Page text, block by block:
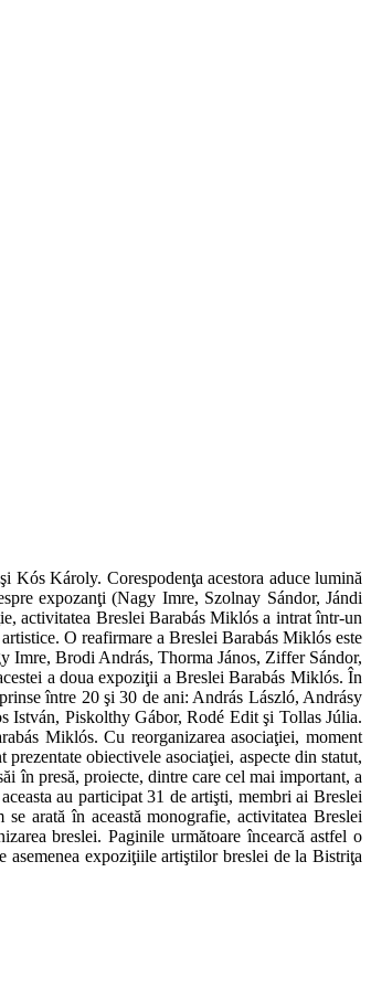
Kós Károly. Corespodenţa acestora aduce lumină
expozanţi (Nagy Imre, Szolnay Sándor, Jándi
activitatea Breslei Barabás Miklós a intrat într-un
O reafirmare a Breslei Barabás Miklós este
Imre, Brodi András, Thorma János, Ziffer Sándor,
a doua expoziţii a Breslei Barabás Miklós. În
între 20 şi 30 de ani: András László, Andrásy
István, Piskolthy Gábor, Rodé Edit şi Tollas Júlia.
Miklós. Cu reorganizarea asociaţiei, moment
obiectivele asociaţiei, aspecte din statut,
în presă, proiecte, dintre care cel mai important, a
au participat 31 de artişti, membri ai Breslei
arată în această monografie, activitatea Breslei
breslei. Paginile următoare încearcă astfel o
expoziţiile artiştilor breslei de la Bistriţa